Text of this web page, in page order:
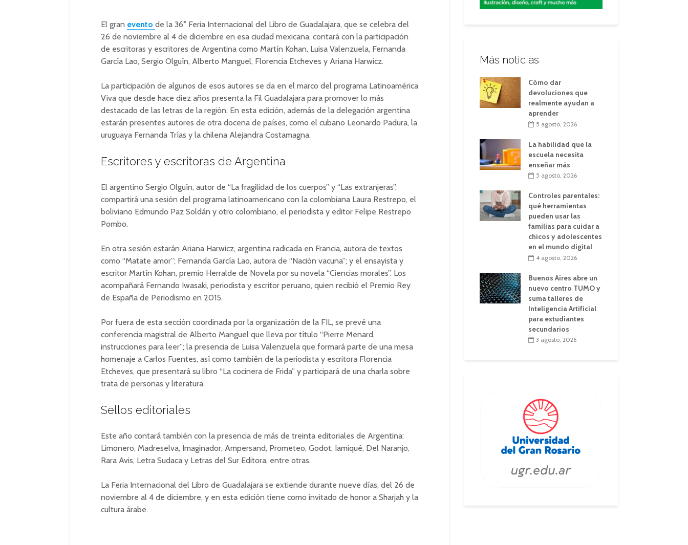
El gran evento de la 36° Feria Internacional del Libro de Guadalajara, que se celebra del
26 de noviembre al 4 de diciembre en esa ciudad mexicana, contará con la participación
de escritoras y escritores de Argentina como Martín Kohan, Luisa Valenzuela, Fernanda
García Lao, Sergio Olguín, Alberto Manguel, Florencia Etcheves y Ariana Harwicz.
La participación de algunos de esos autores se da en el marco del programa Latinoamérica
Viva que desde hace diez años presenta la Fil Guadalajara para promover lo más
destacado de las letras de la región. En esta edición, además de la delegación argentina
estarán presentes autores de otra docena de países, como el cubano Leonardo Padura, la
uruguaya Fernanda Trías y la chilena Alejandra Costamagna.
Escritores y escritoras de Argentina
El argentino Sergio Olguín, autor de “La fragilidad de los cuerpos” y “Las extranjeras”,
compartirá una sesión del programa latinoamericano con la colombiana Laura Restrepo, el
boliviano Edmundo Paz Soldán y otro colombiano, el periodista y editor Felipe Restrepo
Pombo.
En otra sesión estarán Ariana Harwicz, argentina radicada en Francia, autora de textos
como “Matate amor”; Fernanda García Lao, autora de “Nación vacuna”; y el ensayista y
escritor Martín Kohan, premio Herralde de Novela por su novela “Ciencias morales”. Los
acompañará Fernando Iwasaki, periodista y escritor peruano, quien recibió el Premio Rey
de España de Periodismo en 2015.
Por fuera de esta sección coordinada por la organización de la FIL, se prevé una
conferencia magistral de Alberto Manguel que lleva por título “Pierre Menard,
instrucciones para leer”; la presencia de Luisa Valenzuela que formará parte de una mesa
homenaje a Carlos Fuentes, así como también de la periodista y escritora Florencia
Etcheves, que presentará su libro “La cocinera de Frida” y participará de una charla sobre
trata de personas y literatura.
Sellos editoriales
Este año contará también con la presencia de más de treinta editoriales de Argentina:
Limonero, Madreselva, Imaginador, Ampersand, Prometeo, Godot, Iamiqué, Del Naranjo,
Rara Avis, Letra Sudaca y Letras del Sur Editora, entre otras.
La Feria Internacional del Libro de Guadalajara se extiende durante nueve días, del 26 de
noviembre al 4 de diciembre, y en esta edición tiene como invitado de honor a Sharjah y la
cultura árabe.
Más noticias
Cómo dar
devoluciones que
realmente ayudan a
aprender
5 agosto, 2026
La habilidad que la
escuela necesita
enseñar más
5 agosto, 2026
Controles parentales:
qué herramientas
pueden usar las
familias para cuidar a
chicos y adolescentes
en el mundo digital
4 agosto, 2026
Buenos Aires abre un
nuevo centro TUMO y
suma talleres de
Inteligencia Artificial
para estudiantes
secundarios
3 agosto, 2026